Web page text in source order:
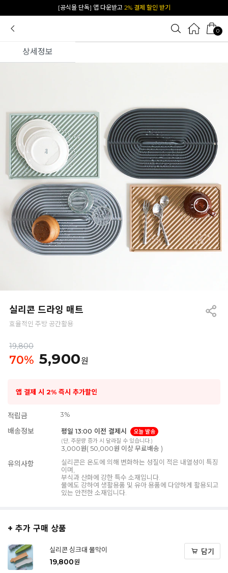
카카오 플친 추가하면1천원 즉시 할인 쿠폰
0
상세정보
실리콘 드라잉 매트
효율적인 주방 공간활용
19,800
70% 5,900원
앱 결제 시 2% 즉시 추가할인
적립금 3%
배송정보 평일 13:00 이전 결제시
오늘 발송
(단, 주문량 증가 시 달라질 수 있습니다.)
3,000원( 50,000원 이상 무료배송 )
유의사항
실리콘은 온도에 의해 변화하는 성질이 적은 내열성이 특징
이며,
부식과 산화에 강한 특수 소재입니다.
물에도 강하여 생활용품 및 유아 용품에 다양하게 활용되고
있는 안전한 소재입니다.
+ 추가 구매 상품
실리콘 싱크대 물막이
19,800원
담기